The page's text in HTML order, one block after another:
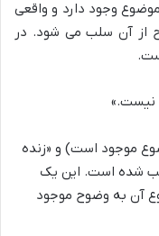
وجود دارد و واقعی
از آن سلب می شود. در
نیست.»
موجود است) و «زنده
شده است. این یک
آن به وضوح موجود